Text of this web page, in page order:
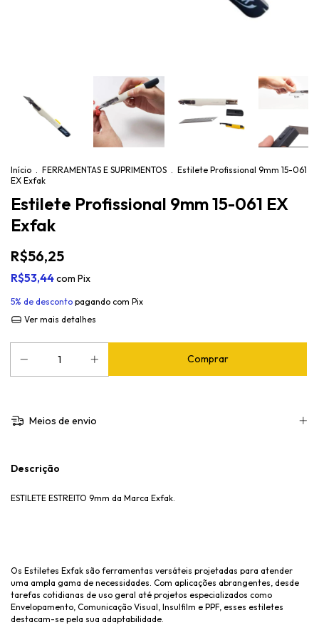
Início . FERRAMENTAS E SUPRIMENTOS . Estilete Profissional 9mm 15-061
EX Exfak
Estilete Profissional 9mm 15-061 EX
Exfak
R$56,25
R$53,44com Pix
5% de desconto pagando com Pix
Ver mais detalhes
Meios de envio
Descrição
ESTILETE ESTREITO 9mm da Marca Exfak.
Os Estiletes Exfak são ferramentas versáteis projetadas para atender
uma ampla gama de necessidades. Com aplicações abrangentes, desde
tarefas cotidianas de uso geral até projetos especializados como
Envelopamento, Comunicação Visual, Insulfilm e PPF, esses estiletes
destacam-se pela sua adaptabilidade.